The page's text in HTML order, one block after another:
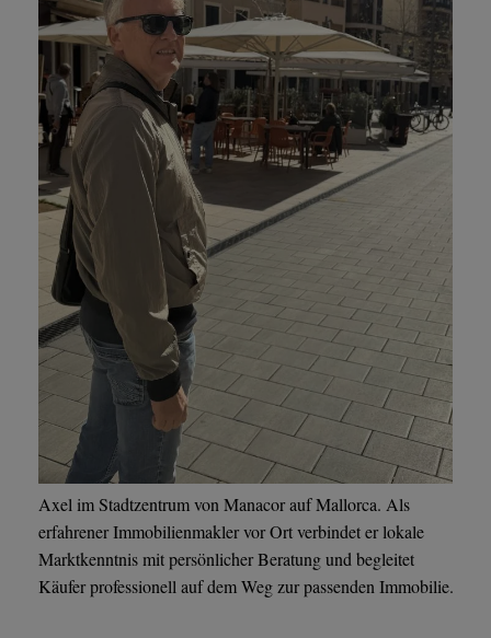
Axel im Stadtzentrum von Manacor auf Mallorca. Als
erfahrener Immobilienmakler vor Ort verbindet er lokale
Marktkenntnis mit persönlicher Beratung und begleitet
Käufer professionell auf dem Weg zur passenden Immobilie.